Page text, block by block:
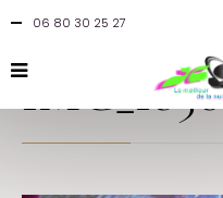
06 80 30 25 27
IMG_1850